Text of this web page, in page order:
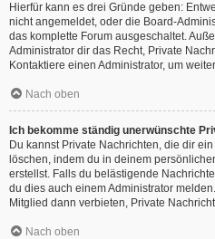
Hierfür kann es drei Gründe geben:
nicht angemeldet, oder die Board-
das komplette Forum ausgeschaltet.
Administrator dir das Recht, Private
Kontaktiere einen Administrator, um
Nach oben
Ich bekomme ständig unerwünschte
Du kannst Private Nachrichten, die dir
löschen, indem du in deinem
erstellst. Falls du belästigende
du dies auch einem Administrator
Mitglied dann verbieten, Private
Nach oben